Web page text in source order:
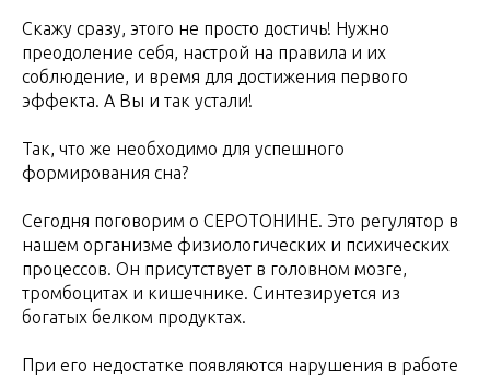
Скажу сразу, этого не просто достичь! Нужно
преодоление себя, настрой на правила и их
соблюдение, и время для достижения первого
эффекта. А Вы и так устали!
Так, что же необходимо для успешного
формирования сна?
Сегодня поговорим о СЕРОТОНИНЕ. Это регулятор в
нашем организме физиологических и психических
процессов. Он присутствует в головном мозге,
тромбоцитах и кишечнике. Синтезируется из
богатых белком продуктах.
При его недостатке появляются нарушения в работе